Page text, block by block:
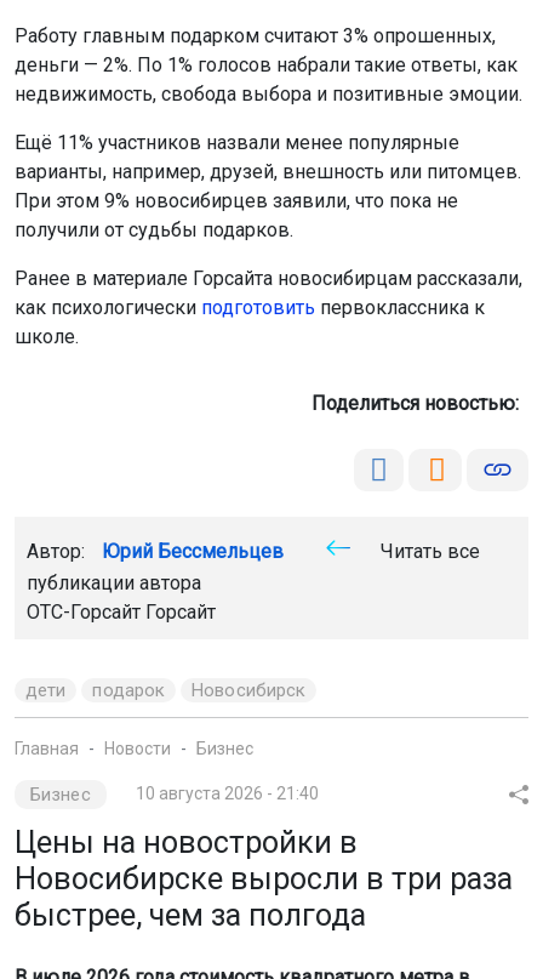
Работу главным подарком считают 3% опрошенных,
деньги — 2%. По 1% голосов набрали такие ответы, как
недвижимость, свобода выбора и позитивные эмоции.
Ещё 11% участников назвали менее популярные
варианты, например, друзей, внешность или питомцев.
При этом 9% новосибирцев заявили, что пока не
получили от судьбы подарков.
Ранее в материале Горсайта новосибирцам рассказали,
как психологически подготовить первоклассника к
школе.
Поделиться новостью:
Автор: Юрий Бессмельцев
Читать все
публикации автора
ОТС-Горсайт Горсайт
дети подарок Новосибирск
Главная Новости Бизнес
Бизнес 10 августа 2026 - 21:40
Цены на новостройки в
Новосибирске выросли в три раза
быстрее, чем за полгода